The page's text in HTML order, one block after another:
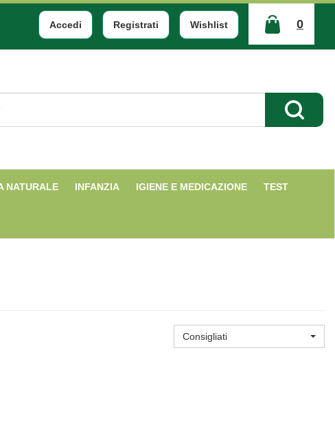
Accedi Registrati Wishlist 0
ARTICOLI
INSERITI
Cerca
NATURALE INFANZIA IGIENE E MEDICAZIONE TEST
Consigliati